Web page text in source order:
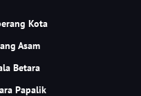
Kota
Asam
Betara
Papalik